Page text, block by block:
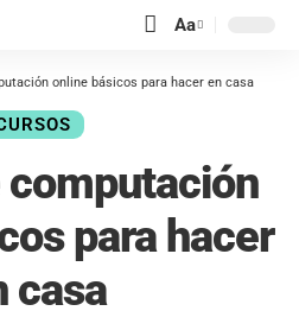
Aa
online básicos para hacer en casa
computación
para hacer
casa